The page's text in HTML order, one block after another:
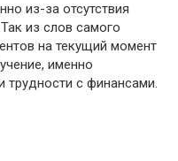
из-за отсутствия
из слов самого
на текущий момент
именно
трудности с финансами.